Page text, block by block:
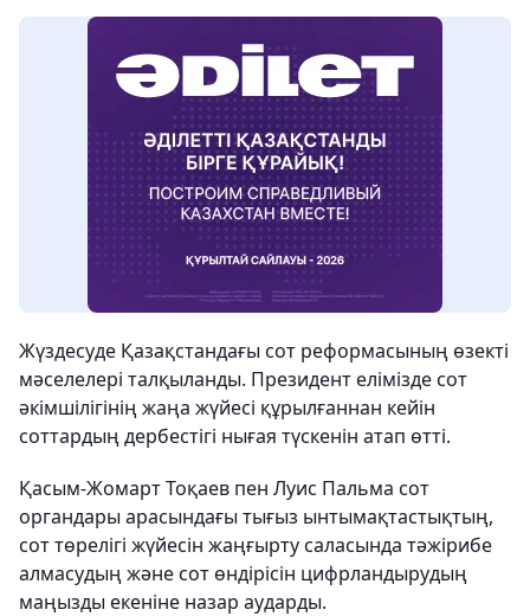
Жүздесуде Қазақстандағы сот реформасының өзекті
мәселелері талқыланды. Президент елімізде сот
әкімшілігінің жаңа жүйесі құрылғаннан кейін
соттардың дербестігі нығая түскенін атап өтті.
Қасым-Жомарт Тоқаев пен Луис Пальма сот
органдары арасындағы тығыз ынтымақтастықтың,
сот төрелігі жүйесін жаңғырту саласында тәжірибе
алмасудың және сот өндірісін цифрландырудың
маңызды екеніне назар аударды.